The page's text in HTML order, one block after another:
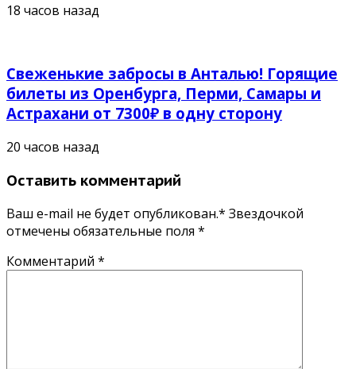
18 часов назад
Свеженькие забросы в Анталью! Горящие
билеты из Оренбурга, Перми, Самары и
Астрахани от 7300₽ в одну сторону
20 часов назад
Оставить комментарий
Ваш e-mail не будет опубликован.* Звездочкой
отмечены обязательные поля *
Комментарий *